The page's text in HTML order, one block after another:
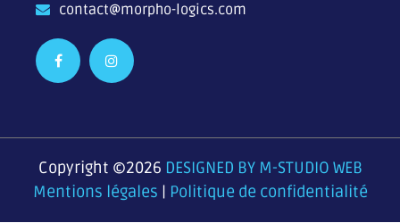
contact@morpho-logics.com
Copyright ©2026 DESIGNED BY M-STUDIO WEB
Mentions légales | Politique de confidentialité